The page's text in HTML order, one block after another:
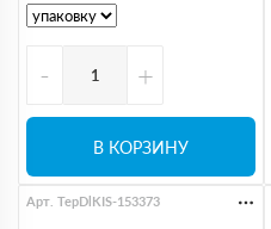
- +
В КОРЗИНУ
Арт. TepDlKIS-153373